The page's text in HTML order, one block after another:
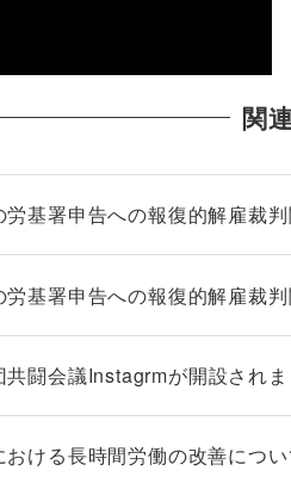
関
労基署申告への報復的解雇裁
労基署申告への報復的解雇裁
共闘会議Instagrmが開設され
おける長時間労働の改善につ